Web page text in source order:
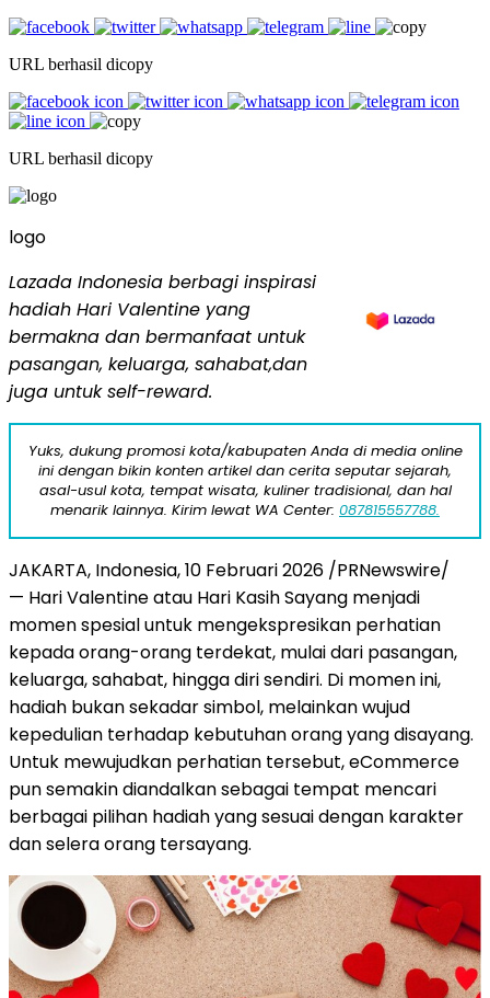
URL berhasil dicopy
URL berhasil dicopy
logo
Lazada Indonesia berbagi inspirasi
hadiah Hari Valentine yang
bermakna dan bermanfaat untuk
pasangan, keluarga, sahabat,dan
juga untuk self-reward.
Yuks, dukung promosi kota/kabupaten Anda di media online
ini dengan bikin konten artikel dan cerita seputar sejarah,
asal-usul kota, tempat wisata, kuliner tradisional, dan hal
menarik lainnya. Kirim lewat WA Center: 087815557788.
JAKARTA, Indonesia,10 Februari 2026 /PRNewswire/
— Hari Valentine atau Hari Kasih Sayang menjadi
momen spesial untuk mengekspresikan perhatian
kepada orang-orang terdekat, mulai dari pasangan,
keluarga, sahabat, hingga diri sendiri. Di momen ini,
hadiah bukan sekadar simbol, melainkan wujud
kepedulian terhadap kebutuhan orang yang disayang.
Untuk mewujudkan perhatian tersebut, eCommerce
pun semakin diandalkan sebagai tempat mencari
berbagai pilihan hadiah yang sesuai dengan karakter
dan selera orang tersayang.